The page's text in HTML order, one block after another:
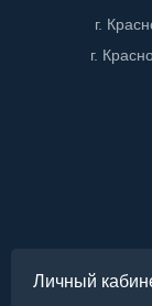
г.
г.
Личный